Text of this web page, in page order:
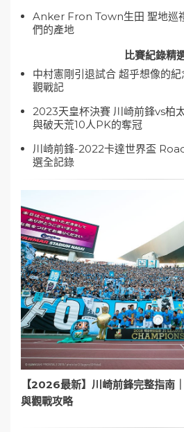
Anker Fron Town生田 聖地巡
們的產地
比賽紀錄精
中村憲剛引退試合 超乎想像的
觀戰記
2023天皇杯決賽 川崎前鋒vs柏
與破天荒10人PK的奪冠
川崎前鋒-2022卡達世界盃
選全記錄
【2026最新】川崎前鋒完整指南
與觀戰攻略